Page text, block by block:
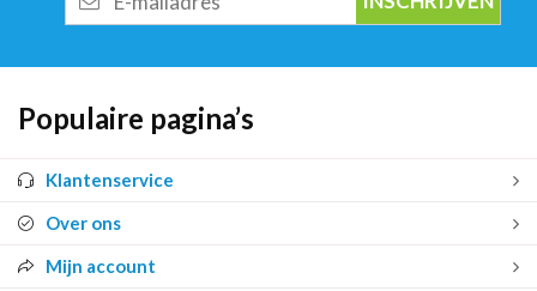
mailadres
Populaire pagina’s
Klantenservice
Over ons
Mijn account